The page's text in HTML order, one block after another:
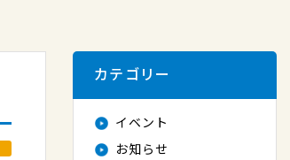
カテゴリー
イベント
お知らせ